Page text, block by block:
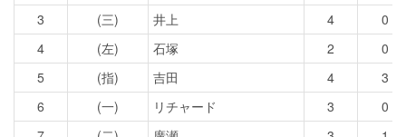
3
(三) 井上 4
0
4
(左) 石塚 2
0
5
(指) 吉田 4
3
6
(一) リチャード 3
0